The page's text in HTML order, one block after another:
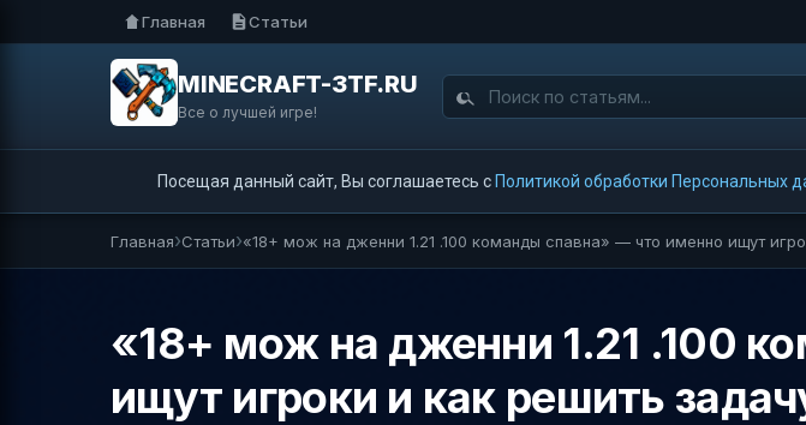
Главная Статьи
MINECRAFT-3TF.RU
Все о лучшей игре!
Посещая данный сайт, Вы соглашаетесь с Политикой обработки Персональных
Главная Статьи «18+ мож на дженни 1.21 .100 команды спавна» — что именно ищут
«18+ мож на дженни 1.21 .100
ищут игроки и как решить